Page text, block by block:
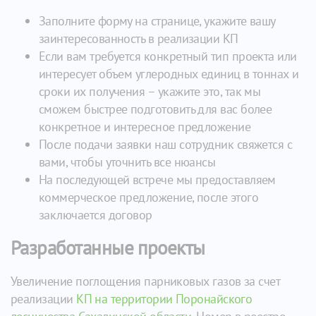
Заполните форму на странице, укажите вашу
заинтересованность в реализации КП
Если вам требуется конкретный тип проекта или
интересует объем углеродных единиц в тоннах и
сроки их получения – укажите это, так мы
сможем быстрее подготовить для вас более
конкретное и интересное предложение
После подачи заявки наш сотрудник свяжется с
вами, чтобы уточнить все нюансы
На последующей встрече мы предоставляем
коммерческое предложение, после этого
заключается договор
Разработанные проекты
Увеличение поглощения парниковых газов за счет
реализации КП на территории Поронайского